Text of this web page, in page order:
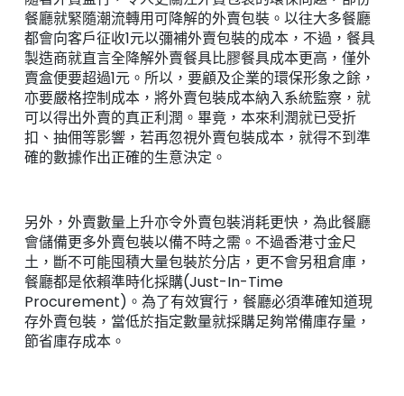
餐廳就緊隨潮流轉用可降解的外賣包裝。以往大多餐廳
都會向客戶征收1元以彌補外賣包裝的成本，不過，餐具
製造商就直言全降解外賣餐具比膠餐具成本更高，僅外
賣盒便要超過1元。所以，要顧及企業的環保形象之餘，
亦要嚴格控制成本，將外賣包裝成本納入系統監察，就
可以得出外賣的真正利潤。畢竟，本來利潤就已受折
扣、抽佣等影響，若再忽視外賣包裝成本，就得不到準
確的數據作出正確的生意決定。
另外，外賣數量上升亦令外賣包裝消耗更快，為此餐廳
會儲備更多外賣包裝以備不時之需。不過香港寸金尺
土，斷不可能囤積大量包裝於分店，更不會另租倉庫，
餐廳都是依賴準時化採購(Just-In-Time
Procurement)。為了有效實行，餐廳必須準確知道現
存外賣包裝，當低於指定數量就採購足夠常備庫存量，
節省庫存成本。